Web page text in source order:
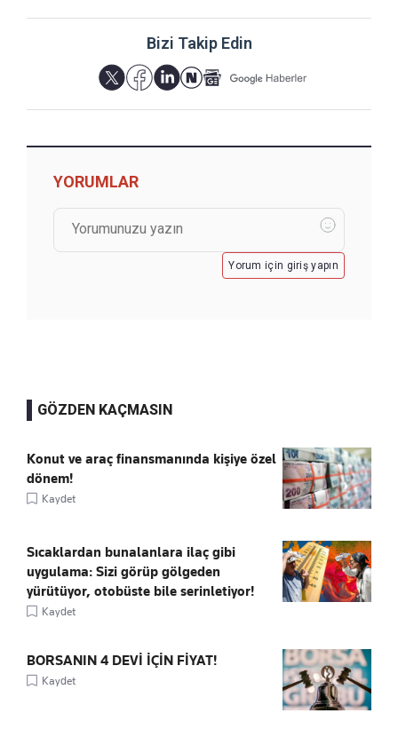
Bizi Takip Edin
YORUMLAR
Yorum için giriş yapın
GÖZDEN KAÇMASIN
Konut ve araç finansmanında kişiye özel
dönem!
Kaydet
Sıcaklardan bunalanlara ilaç gibi
uygulama: Sizi görüp gölgeden
yürütüyor, otobüste bile serinletiyor!
Kaydet
BORSANIN 4 DEVİ İÇİN FİYAT!
Kaydet